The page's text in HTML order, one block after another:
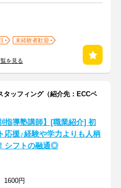
未経験者歓迎
を見る
タッフィング（紹介先：ECCベ
指導塾講師】[職業紹介] 初
応援♪経験や学力よりも人柄
シフトの融通◎
1600円